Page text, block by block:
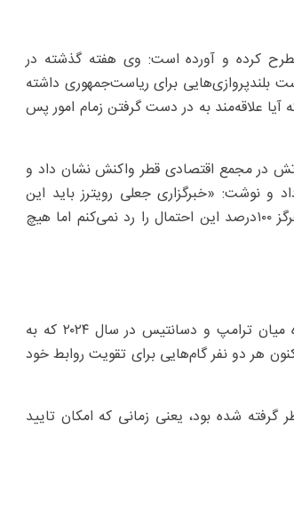
کرده و آورده است: وی هفته گذشته در
بلندپروازی‌هایی برای ریاست‌جمهوری داشته
علاقه‌مند به در دست گرفتن زمام امور پس
در مجمع اقتصادی قطر واکنش نشان داد و
و نوشت: «خبرگزاری جعلی رویترز باید این
مزخرفات را پس بگیرد. برای اطلاع شما، من همیشه گفته‌ام، در حالی که هرگز ۱۰۰‌درصد این احتمال را رد نمی‌کنم اما هیچ
این پایگاه خبری آمریکایی با یادآوری انتخابات مقدماتی حزب جمهوریخواه میان ترامپ و دسانتیس در سال ۲۰۲۴ که به
هر دو نفر گام‌هایی برای تقویت روابط خود
شده بود، یعنی زمانی که امکان تایید